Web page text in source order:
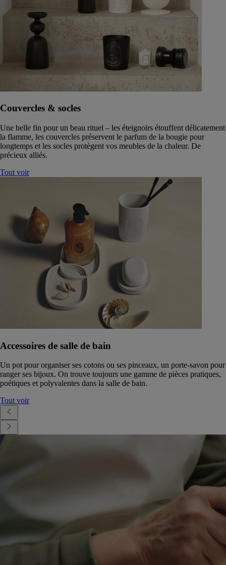
Couvercles & socles
Une belle fin pour un beau rituel – les éteignoirs étouffent délicatement
la flamme, les couvercles préservent le parfum de la bougie pour
longtemps et les socles protègent vos meubles de la chaleur. De
précieux alliés.
Tout voir
Accessoires de salle de bain
Un pot pour organiser ses cotons ou ses pinceaux, un porte-savon pour
ranger ses bijoux. On trouve toujours une gamme de pièces pratiques,
poétiques et polyvalentes dans la salle de bain.
Tout voir